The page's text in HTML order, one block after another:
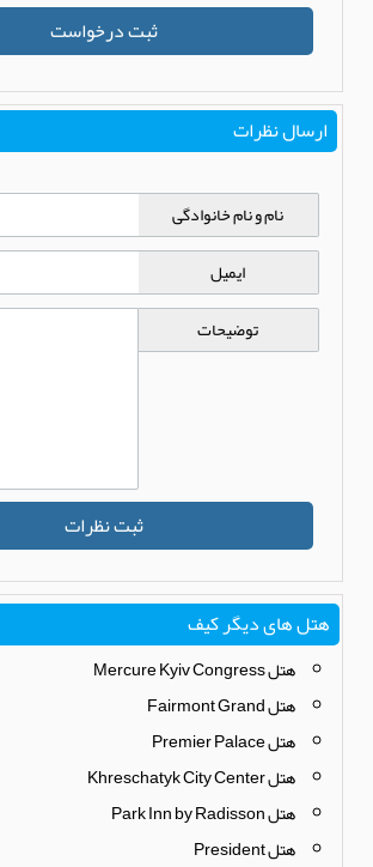
ثبت درخواست
ارسال نظرات
نام و نام خانوادگی
ایمیل
توضیحات
ثبت نظرات
هتل های دیگر کیف
هتل Mercure Kyiv Congress
هتل Fairmont Grand
هتل Premier Palace
هتل Khreschatyk City Center
هتل Park Inn by Radisson
هتل President